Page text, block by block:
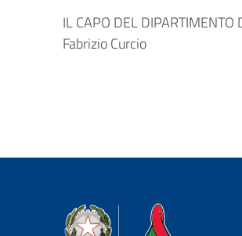
IL CAPO DEL DIPARTIMENTO
Fabrizio Curcio
Dipartimento della